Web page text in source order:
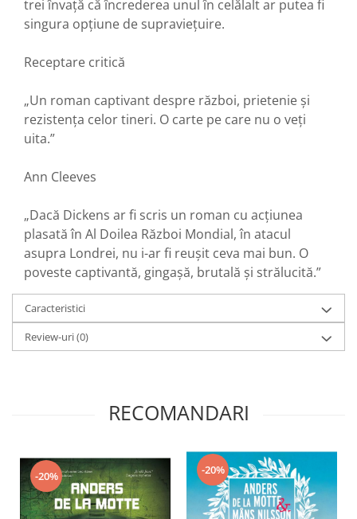
trei învață că încrederea unul în celălalt ar putea fi
singura opțiune de supraviețuire.
Receptare critică
„Un roman captivant despre război, prietenie și
rezistența celor tineri. O carte pe care nu o veți
uita.”
Ann Cleeves
„Dacă Dickens ar fi scris un roman cu acțiunea
plasată în Al Doilea Război Mondial, în atacul
asupra Londrei, nu i-ar fi reușit ceva mai bun. O
poveste captivantă, gingașă, brutală și strălucită.”
Caracteristici
Review-uri(0)
RECOMANDARI
-20% -20%